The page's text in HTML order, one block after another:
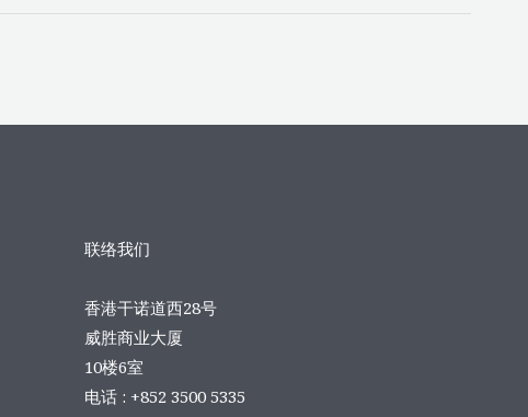
联络我们
香港干诺道西28号
威胜商业大厦
10楼6室
电话 : +852 3500 5335